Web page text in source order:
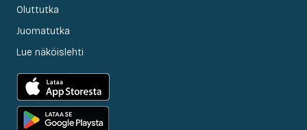
Oluttutka
Juomatutka
Lue näköislehti